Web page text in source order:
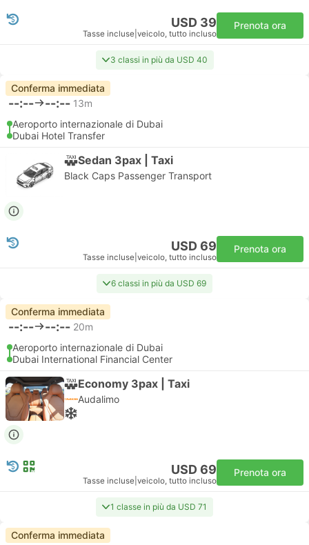
USD 39
Tasse incluse veicolo, tutto incluso
Prenota ora
3 classi in più da USD 40
Conferma immediata
--:-- --:-- 13m
Aeroporto internazionale di Dubai
Dubai Hotel Transfer
Sedan 3pax | Taxi
Black Caps Passenger Transport
USD 69
Tasse incluse veicolo, tutto incluso
Prenota ora
6 classi in più da USD 69
Conferma immediata
--:-- --:-- 20m
Aeroporto internazionale di Dubai
Dubai International Financial Center
Economy 3pax | Taxi
Audalimo
USD 69
Tasse incluse veicolo, tutto incluso
Prenota ora
1 classe in più da USD 71
Conferma immediata